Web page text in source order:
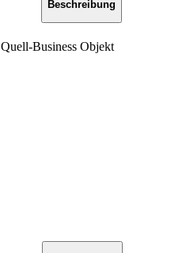
Beschreibung
Quell-Business Objekt